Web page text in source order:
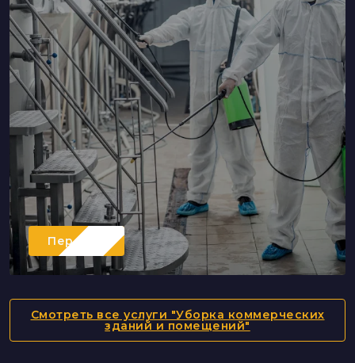
Перейти
Смотреть все услуги "Уборка коммерческих
зданий и помещений"